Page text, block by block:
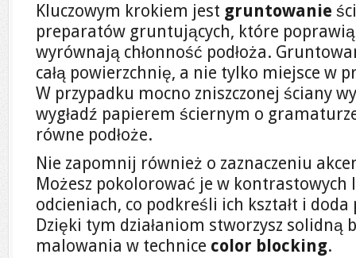
Kluczowym krokiem jest gruntowanie
preparatów gruntujących, które
wyrównają chłonność podłoża.
całą powierzchnię, a nie tylko miejsce w
W przypadku mocno zniszczonej ściany
wygładź papierem ściernym o
równe podłoże.
Nie zapomnij również o zaznaczeniu
Możesz pokolorować je w
odcieniach, co podkreśli ich kształt i
Dzięki tym działaniom stworzysz solidną
malowania w technice color blocking.